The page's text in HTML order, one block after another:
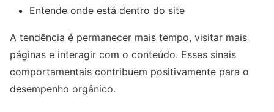
Entende onde está dentro do site
A tendência é permanecer mais tempo, visitar mais
páginas e interagir com o conteúdo. Esses sinais
comportamentais contribuem positivamente para o
desempenho orgânico.